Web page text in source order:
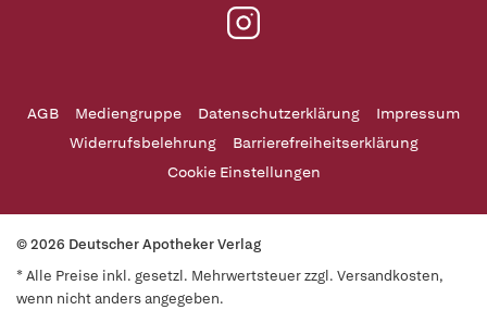
AGB Mediengruppe Datenschutzerklärung
Impressum
Widerrufsbelehrung
Barrierefreiheitserklärung
Cookie Einstellungen
© 2026 Deutscher Apotheker Verlag
* Alle Preise inkl. gesetzl. Mehrwertsteuer zzgl. Versandkosten,
wenn nicht anders angegeben.